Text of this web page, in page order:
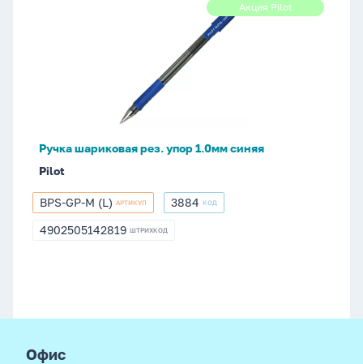
Акция
Акция Pilot
Ручка шариковая рез. упор 1.0мм синяя
Pilot
BPS-
GP-
BPS-GP-M (L) АРТИКУЛ 3884
3884 КОД
4902505142819
4902505142819 ШТРИХКОД
Офис